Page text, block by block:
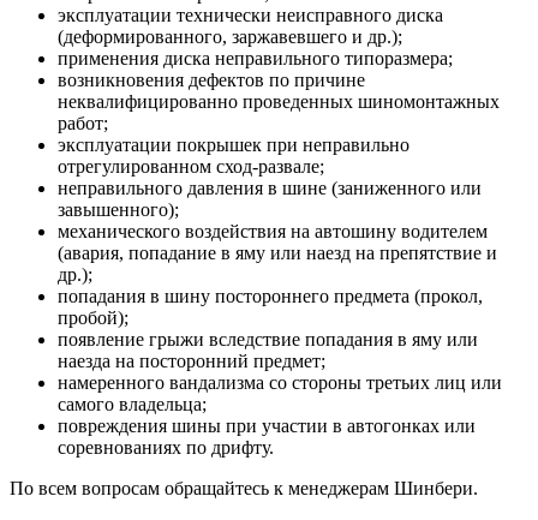
эксплуатации технически неисправного диска
(деформированного, заржавевшего и др.);
применения диска неправильного типоразмера;
возникновения дефектов по причине
неквалифицированно проведенных шиномонтажных
работ;
эксплуатации покрышек при неправильно
отрегулированном сход-развале;
неправильного давления в шине (заниженного или
завышенного);
механического воздействия на автошину водителем
(авария, попадание в яму или наезд на препятствие и
др.);
попадания в шину постороннего предмета (прокол,
пробой);
появление грыжи вследствие попадания в яму или
наезда на посторонний предмет;
намеренного вандализма со стороны третьих лиц или
самого владельца;
повреждения шины при участии в автогонках или
соревнованиях по дрифту.
По всем вопросам обращайтесь к менеджерам Шинбери.